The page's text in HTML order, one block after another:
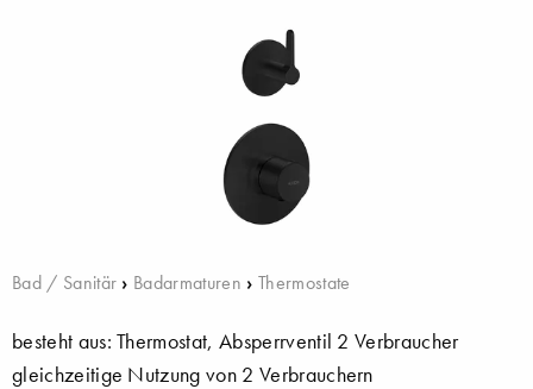
Bad / Sanitär › Badarmaturen › Thermostate
besteht aus: Thermostat, Absperrventil 2 Verbraucher
gleichzeitige Nutzung von 2 Verbrauchern